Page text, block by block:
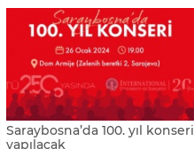
Saraybosna’da 100. yıl konseri
yapılacak